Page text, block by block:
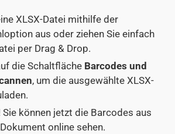
XLSX-Datei mithilfe der
aus oder ziehen Sie einfach
per Drag & Drop.
die Schaltfläche Barcodes und
, um die ausgewählte XLSX-
Sie können jetzt die Barcodes aus
online sehen.